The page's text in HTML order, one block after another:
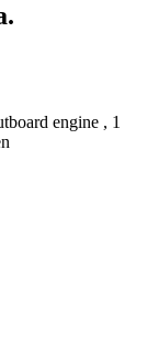
engine , 1